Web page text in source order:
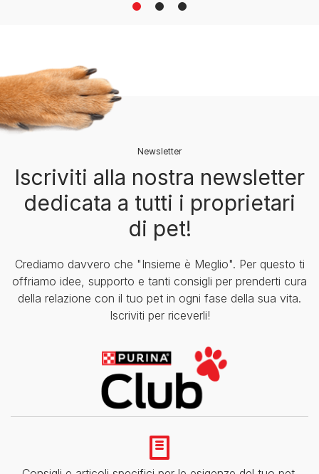
1 2 3
Newsletter
Iscriviti alla nostra newsletter
dedicata a tutti i proprietari
di pet!
Crediamo davvero che "Insieme è Meglio". Per questo ti
offriamo idee, supporto e tanti consigli per prenderti cura
della relazione con il tuo pet in ogni fase della sua vita.
Iscriviti per riceverli!